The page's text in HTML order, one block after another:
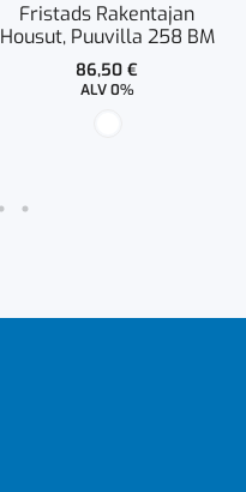
Fristads Rakentajan
Housut, Puuvilla 258 BM
86,50€
ALV 0%